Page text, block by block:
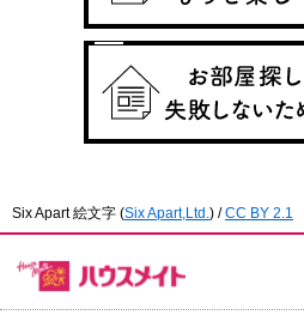
Six Apart 絵文字 (Six Apart,Ltd. ) /CC BY 2.1